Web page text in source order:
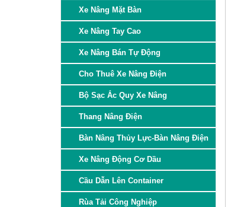
Xe Nâng Mặt Bàn
Xe Nâng Tay Cao
Xe Nâng Bán Tự Động
Cho Thuê Xe Nâng Điện
Bộ Sạc Ắc Quy Xe Nâng
Thang Nâng Điện
Bàn Nâng Thủy Lực-Bàn Nâng Điện
Xe Nâng Động Cơ Dầu
Cầu Dẫn Lên Container
Rùa Tải Công Nghiệp